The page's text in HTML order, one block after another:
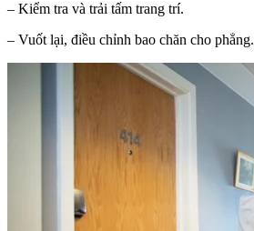
– Kiểm tra và trải tấm trang trí.
– Vuốt lại, điều chỉnh bao chăn cho phẳng.